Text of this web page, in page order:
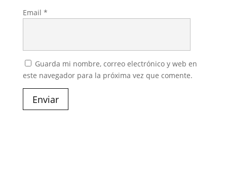
Email *
Guarda mi nombre, correo electrónico y web en
este navegador para la próxima vez que comente.
Enviar